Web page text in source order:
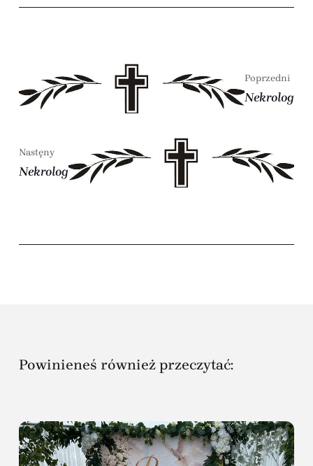
Poprzedni
Nekrolog
Nastęny
Nekrolog
Powinieneś również przeczytać: